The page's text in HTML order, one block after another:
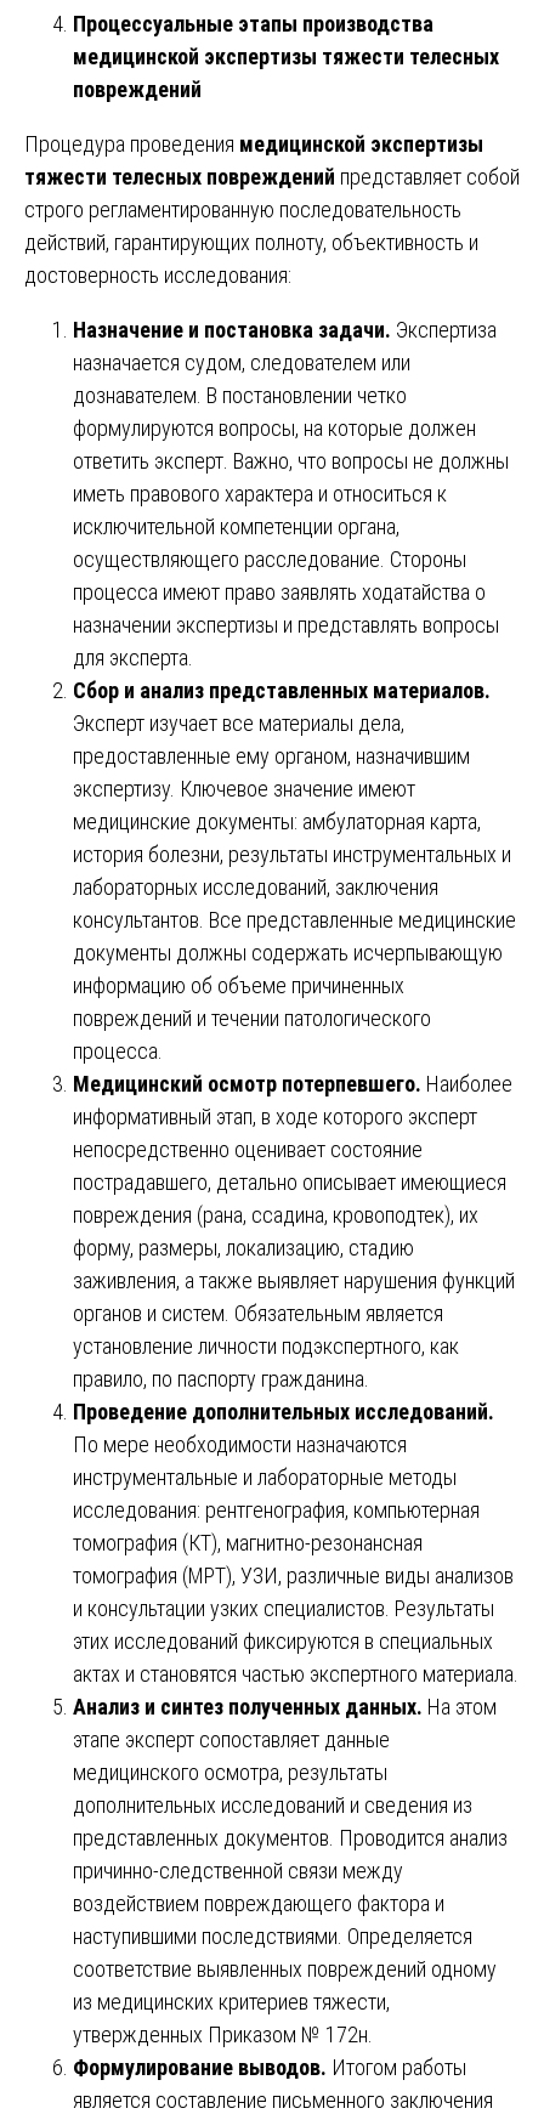
Процессуальные этапы производства
медицинской экспертизы тяжести телесных
повреждений
Процедура проведения медицинской экспертизы
тяжести телесных повреждений представляет собой
строго регламентированную последовательность
действий, гарантирующих полноту, объективность и
достоверность исследования:
Назначение и постановка задачи. Экспертиза
назначается судом, следователем или
дознавателем. В постановлении четко
формулируются вопросы, на которые должен
ответить эксперт. Важно, что вопросы не должны
иметь правового характера и относиться к
исключительной компетенции органа,
осуществляющего расследование. Стороны
процесса имеют право заявлять ходатайства о
назначении экспертизы и представлять вопросы
для эксперта.
Сбор и анализ представленных материалов.
Эксперт изучает все материалы дела,
предоставленные ему органом, назначившим
экспертизу. Ключевое значение имеют
медицинские документы: амбулаторная карта,
история болезни, результаты инструментальных и
лабораторных исследований, заключения
консультантов. Все представленные медицинские
документы должны содержать исчерпывающую
информацию об объеме причиненных
повреждений и течении патологического
процесса.
Медицинский осмотр потерпевшего. Наиболее
информативный этап, в ходе которого эксперт
непосредственно оценивает состояние
пострадавшего, детально описывает имеющиеся
повреждения (рана, ссадина, кровоподтек), их
форму, размеры, локализацию, стадию
заживления, а также выявляет нарушения функций
органов и систем. Обязательным является
установление личности подэкспертного, как
правило, по паспорту гражданина.
Проведение дополнительных исследований.
По мере необходимости назначаются
инструментальные и лабораторные методы
исследования: рентгенография, компьютерная
томография (КТ), магнитно-резонансная
томография (МРТ), УЗИ, различные виды анализов
и консультации узких специалистов. Результаты
этих исследований фиксируются в специальных
актах и становятся частью экспертного материала.
Анализ и синтез полученных данных. На этом
этапе эксперт сопоставляет данные
медицинского осмотра, результаты
дополнительных исследований и сведения из
представленных документов. Проводится анализ
причинно-следственной связи между
воздействием повреждающего фактора и
наступившими последствиями. Определяется
соответствие выявленных повреждений одному
из медицинских критериев тяжести,
утвержденных Приказом № 172н.
Формулирование выводов. Итогом работы
является составление письменного заключения